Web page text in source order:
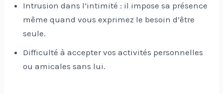
Intrusion dans l’intimité : il impose sa présence
même quand vous exprimez le besoin d’être
seule.
Difficulté à accepter vos activités personnelles
ou amicales sans lui.